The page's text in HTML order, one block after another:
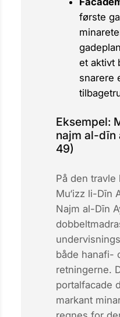
første
et aktivt
snarere
Eksempel:
najm al-dīn
49)
På den travle
Mu‘izz li-Dīn
Najm al-Dīn
både hanafi-
retningerne.
portalfacade
markant